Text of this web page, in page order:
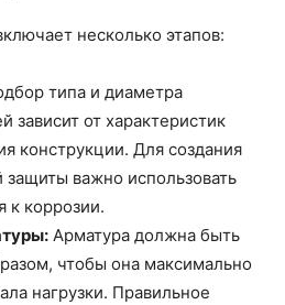
несколько этапов:
типа и диаметра
зависит от характеристик
конструкции. Для создания
защиты важно использовать
к коррозии.
Арматура должна быть
чтобы она максимально
нагрузки. Правильное